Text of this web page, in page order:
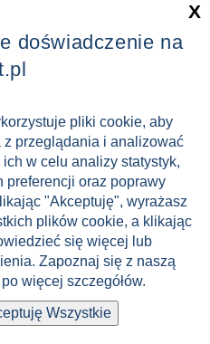
499 zł !
Chill
🔆
od 4 599 zł
(cena za os. / 8 dni)
doświadczenie na
pliki cookie, aby
przeglądania i analizować
w celu analizy statystyk,
preferencji oraz poprawy
"Akceptuję", wyrażasz
plików cookie, a klikając
się więcej lub
Zapoznaj się z naszą
po więcej szczegółów.
Wszystkie
X